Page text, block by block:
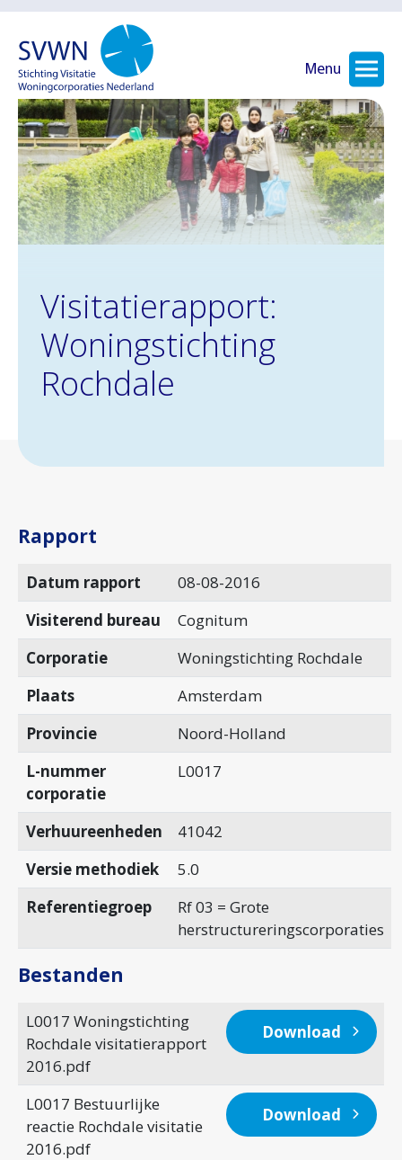
Menu
Visitatierapport:
Woningstichting
Rochdale
Rapport
Datum rapport
08-08-2016
Visiterend bureau
Cognitum
Corporatie
Woningstichting Rochdale
Plaats
Amsterdam
Provincie
Noord-Holland
L-nummer
corporatie
L0017
Verhuureenheden
41042
Versie methodiek
5.0
Referentiegroep
Rf 03 = Grote
herstructureringscorporaties
Bestanden
L0017 Woningstichting
Rochdale visitatierapport
2016.pdf
Download
L0017 Bestuurlijke
reactie Rochdale visitatie
2016.pdf
Download